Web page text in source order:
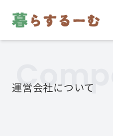
運営会社について